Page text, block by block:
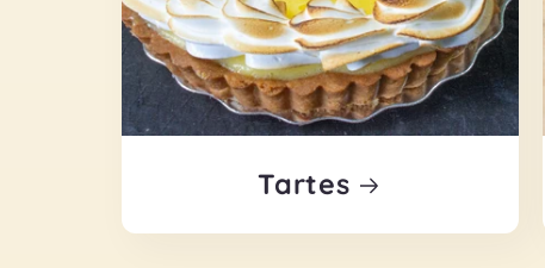
Tartes